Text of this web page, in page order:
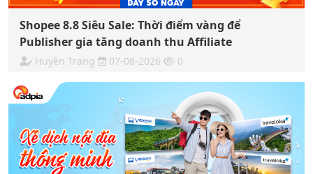
Shopee 8.8 Siêu Sale: Thời điểm vàng để
Publisher gia tăng doanh thu Affiliate
Huyền Trang 07-08-2026 0